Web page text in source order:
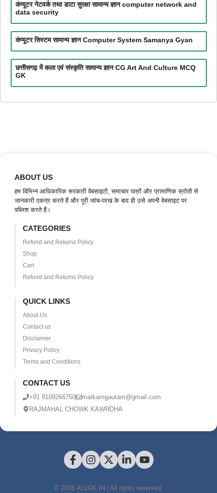
कंप्यूटर नेटवर्क तथा डाटा सुरक्षा सामान्य ज्ञान computer network and
data security
कंप्यूटर सिस्टम सामान्य ज्ञान Computer System Samanya Gyan
छत्तीसगढ़ में कला एवं संस्कृति सामान्य ज्ञान CG Art And Culture MCQ
GK
ABOUT US
हम विभिन्न आधिकारिक सरकारी वेबसाइटों, समाचार पत्रों और प्रामाणिक स्रोतों से
जानकारी एकत्र करते हैं और पूरी जांच-परख के बाद ही उसे अपनी वेबसाइट पर
पब्लिश करते हैं।
CATEGORIES
Refund and Returns Policy
Shop
Cart
Refund and Returns Policy
QUICK LINKS
About Us
Contact us
Disclaimer
Privacy Policy
Terms and Conditions
CONTACT US
+91 9109266750
markamgautam@gmail.com
RAJMAHAL CHOWK KAWRDHA
© 2026 ALLGK.IN | All rights reserved.